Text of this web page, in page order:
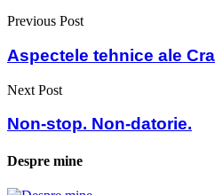
Previous Post
Aspectele tehnice ale
Next Post
Non-stop. Non-datorie.
Despre mine